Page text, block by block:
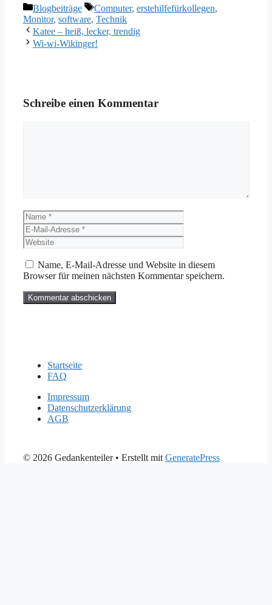
Kategorien
Blogbeiträge Schlagwörter
Computer, erstehilfefürkollegen,
Monitor, software, Technik
Katee – heiß, lecker, trendig
Wi-wi-Wikinger!
Schreibe einen Kommentar
Name
Mail-
Adresse
Name, E-Mail-Adresse und Website in diesem
Browser für meinen nächsten Kommentar speichern.
Startseite
FAQ
Impressum
Datenschutzerklärung
AGB
© 2026 Gedankenteiler• Erstellt mit GeneratePress